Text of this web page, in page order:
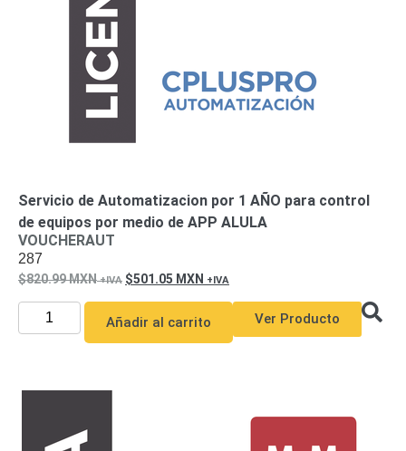
Servicio de Automatizacion por 1 AÑO para control
de equipos por medio de APP ALULA
VOUCHERAUT
287
820.99MXN 501.05 MXN
Añadir al carrito Ver Producto